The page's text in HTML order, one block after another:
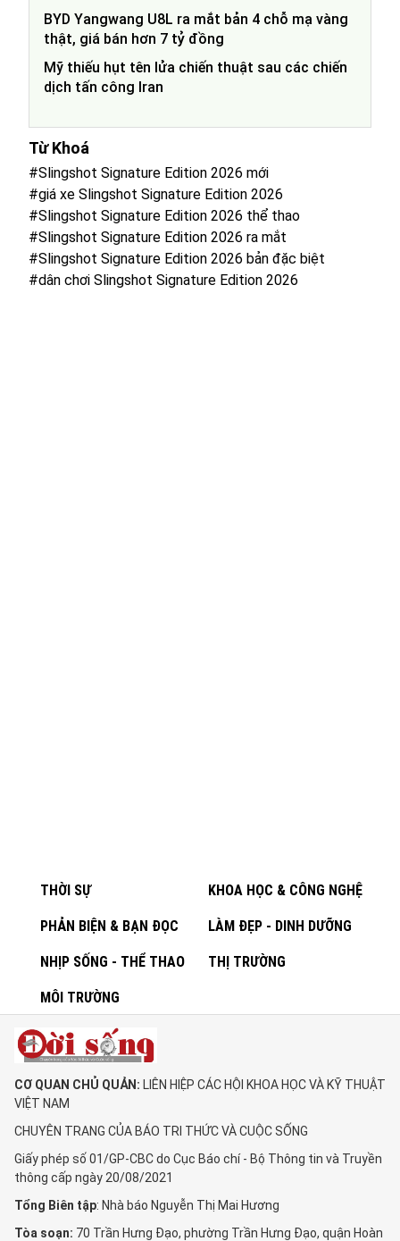
BYD Yangwang U8L ra mắt bản 4 chỗ mạ vàng
thật, giá bán hơn 7 tỷ đồng
Mỹ thiếu hụt tên lửa chiến thuật sau các chiến
dịch tấn công Iran
Từ Khoá
#Slingshot Signature Edition 2026 mới
#giá xe Slingshot Signature Edition 2026
#Slingshot Signature Edition 2026 thể thao
#Slingshot Signature Edition 2026 ra mắt
#Slingshot Signature Edition 2026 bản đặc biệt
#dân chơi Slingshot Signature Edition 2026
THỜI SỰ KHOA HỌC & CÔNG NGHỆ
PHẢN BIỆN & BẠN ĐỌC LÀM ĐẸP - DINH DƯỠNG
NHỊP SỐNG - THỂ THAO THỊ TRƯỜNG
MÔI TRƯỜNG
CƠ QUAN CHỦ QUẢN: LIÊN HIỆP CÁC HỘI KHOA HỌC VÀ KỸ THUẬT
VIỆT NAM
CHUYÊN TRANG CỦA BÁO TRI THỨC VÀ CUỘC SỐNG
Giấy phép số 01/GP-CBC do Cục Báo chí - Bộ Thông tin và Truyền
thông cấp ngày 20/08/2021
Tổng Biên tập: Nhà báo Nguyễn Thị Mai Hương
Tòa soạn: 70 Trần Hưng Đạo, phường Trần Hưng Đạo, quận Hoàn